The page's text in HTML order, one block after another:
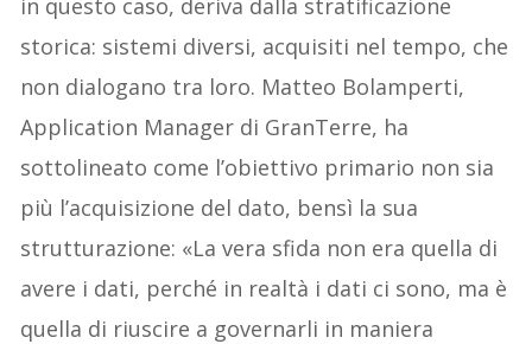
storica: sistemi diversi, acquisiti nel tempo, che
non dialogano tra loro. Matteo Bolamperti,
Application Manager di GranTerre, ha
sottolineato come l’obiettivo primario non sia
più l’acquisizione del dato, bensì la sua
strutturazione: «La vera sfida non era quella di
avere i dati, perché in realtà i dati ci sono, ma è
quella di riuscire a governarli in maniera